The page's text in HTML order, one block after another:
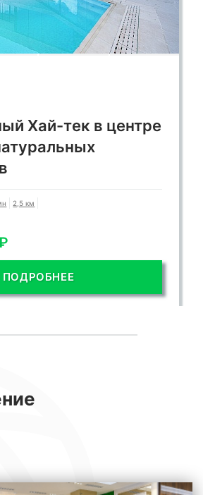
Хай-тек в центре
2,5 км
ПОДРОБНЕЕ